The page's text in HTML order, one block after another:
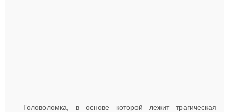
Головоломка, в основе которой лежит трагическая